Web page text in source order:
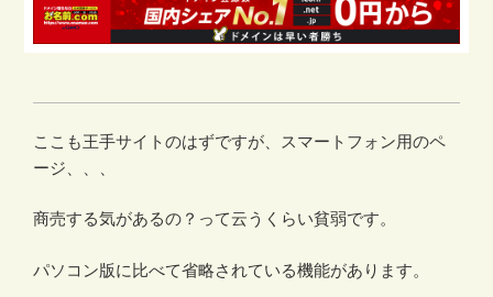
ここも王手サイトのはずですが、スマートフォン用のペ
ージ、、、
商売する気があるの？って云うくらい貧弱です。
パソコン版に比べて省略されている機能があります。